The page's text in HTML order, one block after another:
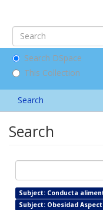
Search DSpace
This Collection
Search
Search
Subject: Conducta
Subject: Obesidad